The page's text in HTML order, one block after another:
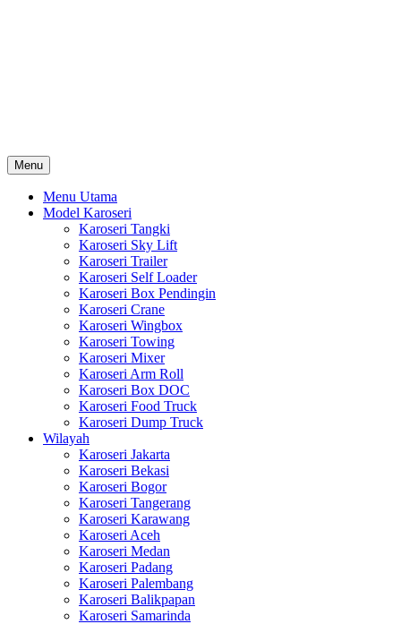
Menu
Menu Utama
Model Karoseri
Karoseri Tangki
Karoseri Sky Lift
Karoseri Trailer
Karoseri Self Loader
Karoseri Box Pendingin
Karoseri Crane
Karoseri Wingbox
Karoseri Towing
Karoseri Mixer
Karoseri Arm Roll
Karoseri Box DOC
Karoseri Food Truck
Karoseri Dump Truck
Wilayah
Karoseri Jakarta
Karoseri Bekasi
Karoseri Bogor
Karoseri Tangerang
Karoseri Karawang
Karoseri Aceh
Karoseri Medan
Karoseri Padang
Karoseri Palembang
Karoseri Balikpapan
Karoseri Samarinda